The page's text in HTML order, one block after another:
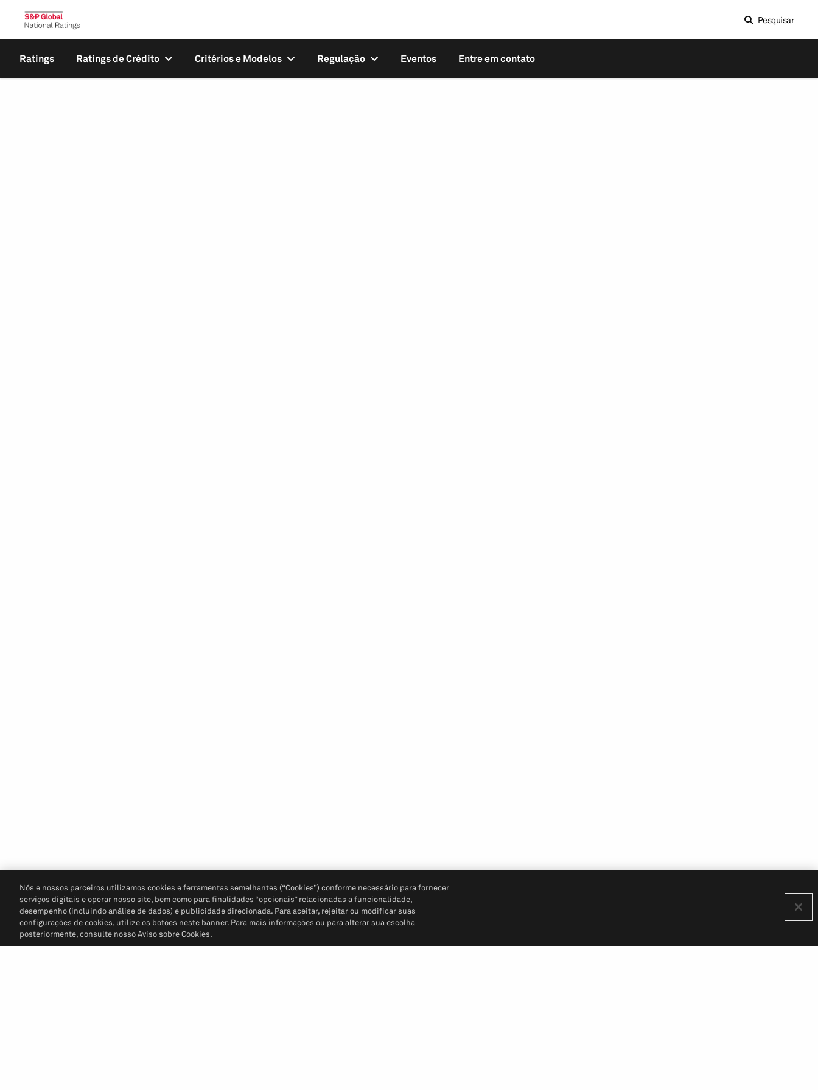
Pesquisar
Ratings Ratings de Crédito Critérios e Modelos Regulação Eventos Entre em contato
Nós e nossos parceiros utilizamos cookies e ferramentas semelhantes (“Cookies”) conforme necessário para fornecer
serviços digitais e operar nosso site, bem como para finalidades “opcionais” relacionadas a funcionalidade,
desempenho (incluindo análise de dados) e publicidade direcionada. Para aceitar, rejeitar ou modificar suas
configurações de cookies, utilize os botões neste banner. Para mais informações ou para alterar sua escolha
posteriormente, consulte nosso Aviso sobre Cookies.